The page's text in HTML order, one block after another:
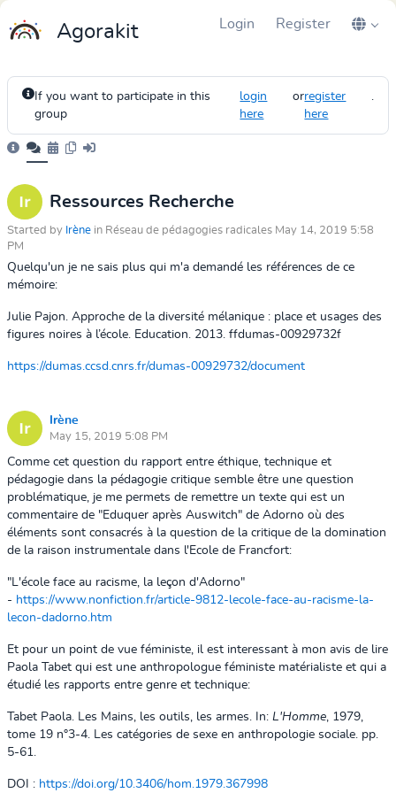
Agorakit Login Register
If you want to participate in this
group
login
here
orregister
here
.
Ressources Recherche
Started by Irène in Réseau de pédagogies radicales May 14, 2019 5:58
PM
Quelqu'un je ne sais plus qui m'a demandé les références de ce
mémoire:
Julie Pajon. Approche de la diversité mélanique : place et usages des
figures noires à l’école. Education. 2013. ffdumas-00929732f
https://dumas.ccsd.cnrs.fr/dumas-00929732/document
Irène
May 15, 2019 5:08 PM
Comme cet question du rapport entre éthique, technique et
pédagogie dans la pédagogie critique semble être une question
problématique, je me permets de remettre un texte qui est un
commentaire de "Eduquer après Auswitch" de Adorno où des
éléments sont consacrés à la question de la critique de la domination
de la raison instrumentale dans l'Ecole de Francfort:
"L'école face au racisme, la leçon d'Adorno"
- https://www.nonfiction.fr/article-9812-lecole-face-au-racisme-la-
lecon-dadorno.htm
Et pour un point de vue féministe, il est interessant à mon avis de lire
Paola Tabet qui est une anthropologue féministe matérialiste et qui a
étudié les rapports entre genre et technique:
Tabet Paola. Les Mains, les outils, les armes. In: L'Homme, 1979,
tome 19 n°3-4. Les catégories de sexe en anthropologie sociale. pp.
5-61.
DOI : https://doi.org/10.3406/hom.1979.367998